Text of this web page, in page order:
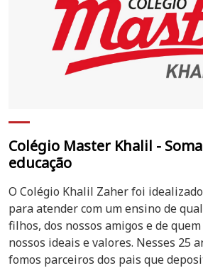
Colégio Master Khalil -
educação
O Colégio Khalil Zaher foi
para atender com um ensino de
filhos, dos nossos amigos e de
nossos ideais e valores. Nesses 25
fomos parceiros dos pais que